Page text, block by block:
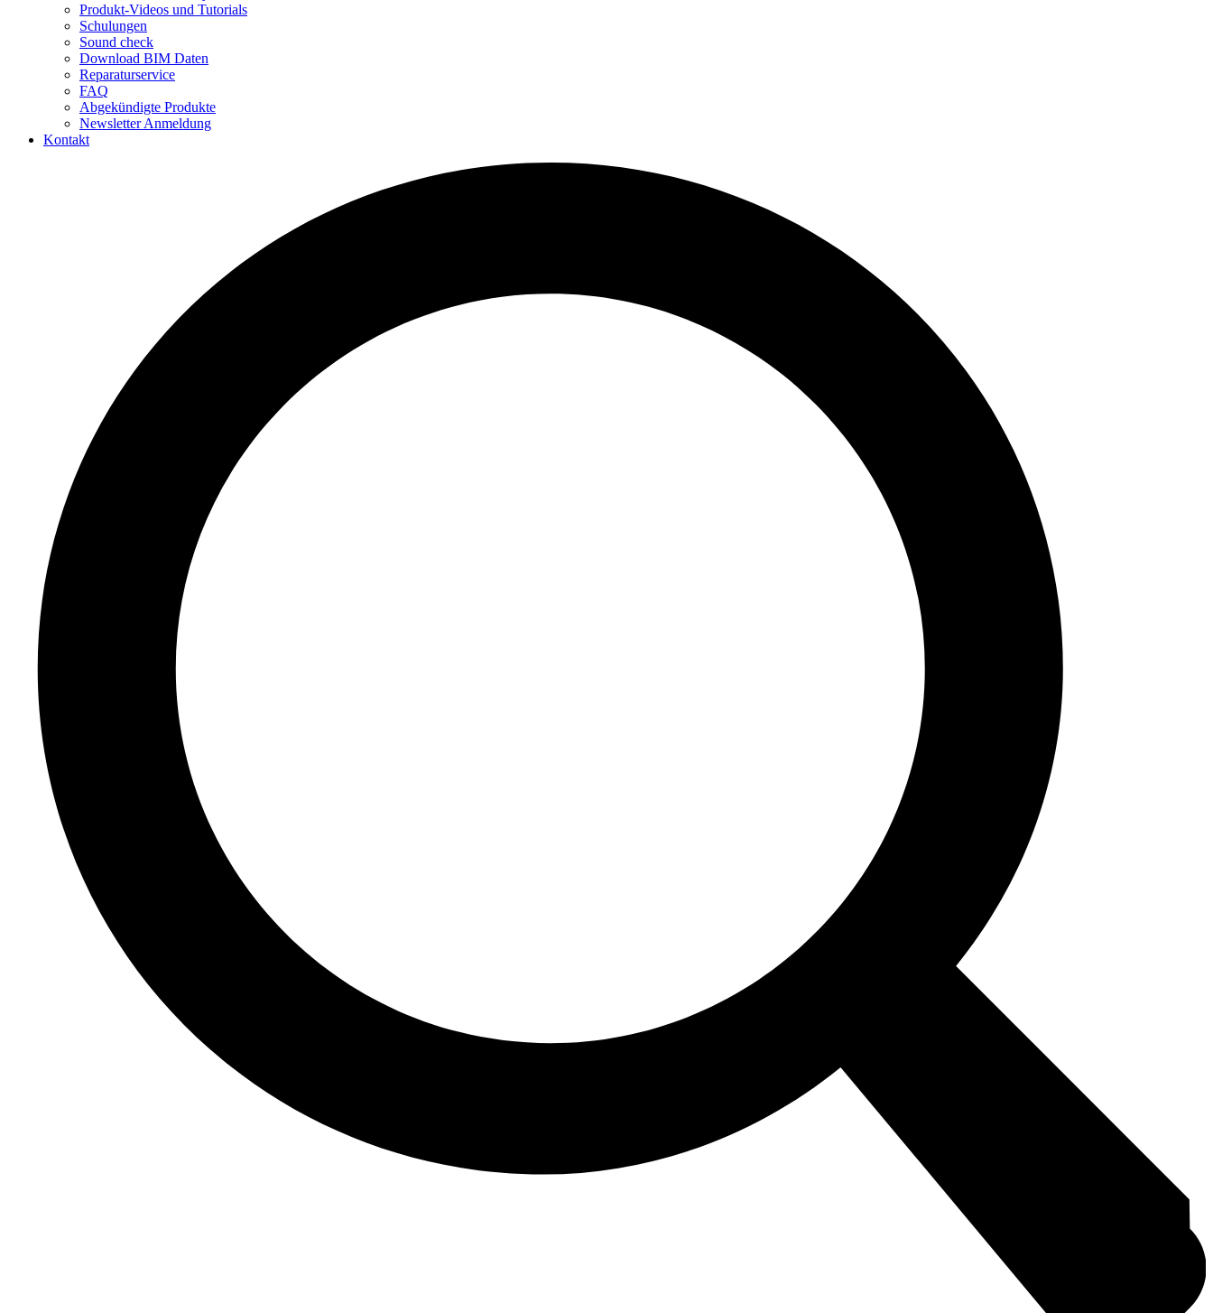
Produkt-Videos und Tutorials
Schulungen
Sound check
Download BIM Daten
Reparaturservice
FAQ
Abgekündigte Produkte
Newsletter Anmeldung
Kontakt